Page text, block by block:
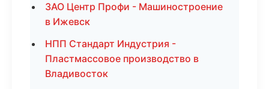
ЗАО Центр Профи - Машиностроение
в Ижевск
НПП Стандарт Индустрия -
Пластмассовое производство в
Владивосток